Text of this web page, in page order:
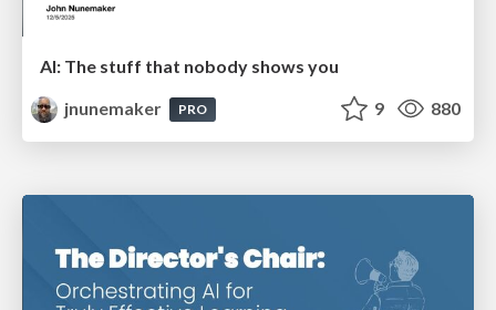
AI: The stuff that nobody shows you
jnunemaker
PRO 9 880